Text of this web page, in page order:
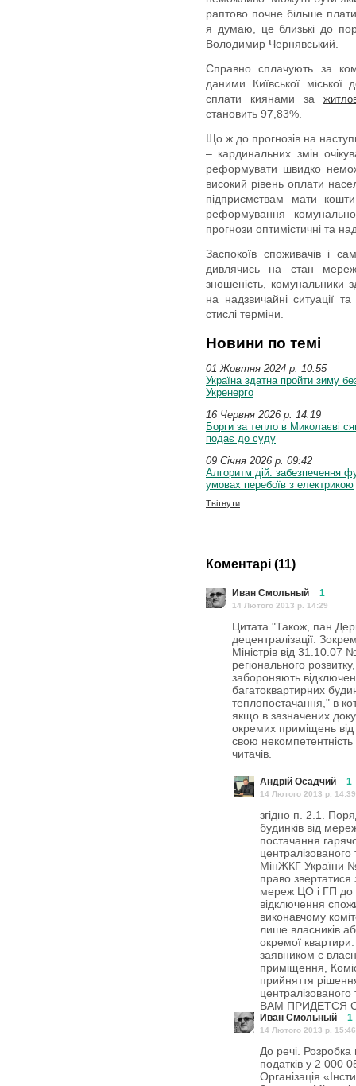
раптово почне більше
я думаю, це близькі до
Володимир Чернявський.
Справно сплачують за
даними Київської міської
сплати киянами за
становить 97,83%.
Що ж до прогнозів на
– кардинальних змін
реформувати швидко
високий рівень оплати
підприємствам мати
реформування
прогнози оптимістичні та
Заспокоїв споживачів і
дивлячись на стан
зношеність, комунальники
на надзвичайні ситуації
стислі терміни.
Новини по темі
01 Жовтня 2024 p. 10:55
Україна здатна пройти зиму
Укренерго
16 Червня 2026 p. 14:19
Борги за тепло в Миколаєві
подає до суду
09 Січня 2026 p. 09:42
Алгоритм дій: забезпечення
умовах перебоїв з електрикою
Твітнути
Коментарі (11)
Иван Смольный 1
14 Лютого 2013 p. 14:29
Цитата "Також, пан
децентралізації.
Міністрів від 31.10.07
регіонального
забороняють
багатоквартирних
теплопостачання," в
якщо в зазначених
окремих приміщень
свою
читачів.
Андрій Осадчий 1
14 Лютого 2013 p. 14:39
згідно п. 2.1.
будинків від
постачання
МінЖКГ України
право
мереж ЦО і ГП до
відключення
виконавчому
лише власників
окремої
заявником є
приміщення,
прийняття
ВАМ ПРИДЕТСЯ
Иван Смольный 1
14 Лютого 2013 p. 15:46
До речі.
податків у 2 000
Організація